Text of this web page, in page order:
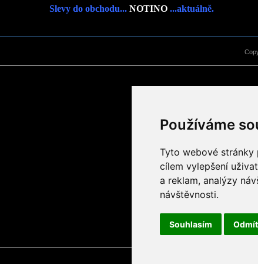
Používáme
Tyto webové stránky
cílem vylepšení
a reklam, analýzy
návštěvnosti.
Souhlasím
Slevy do obchodu... NOTINO ...aktuálně.